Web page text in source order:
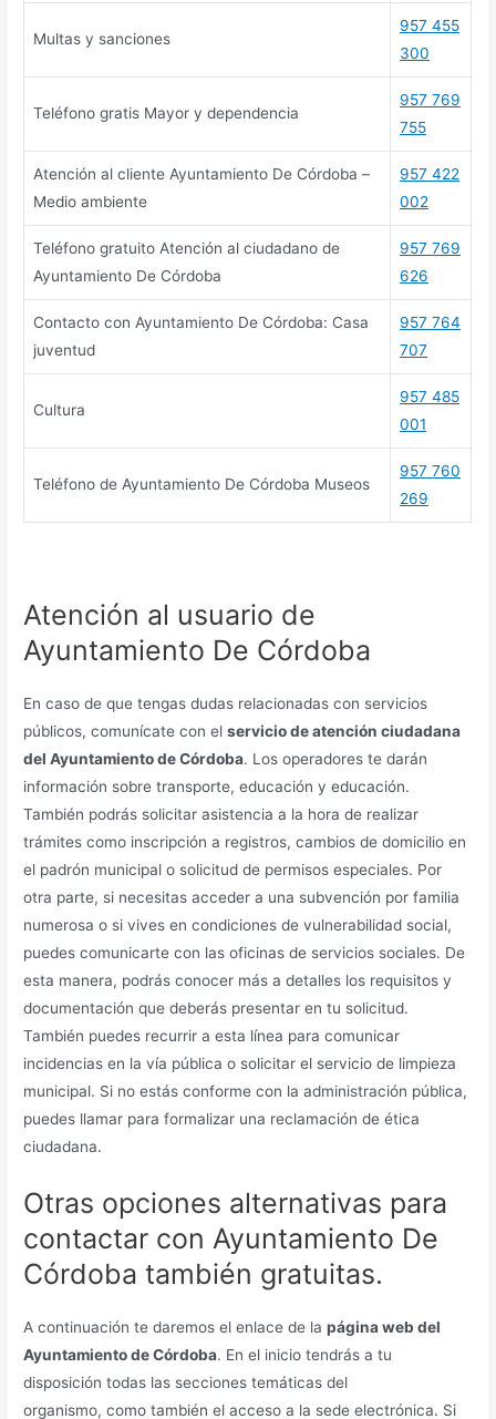
Multas y sanciones
957 455
300
Teléfono gratis Mayor y dependencia
957 769
755
Atención al cliente Ayuntamiento De Córdoba –
Medio ambiente
957 422
002
Teléfono gratuito Atención al ciudadano de
Ayuntamiento De Córdoba
957 769
626
Contacto con Ayuntamiento De Córdoba: Casa
juventud
957 764
707
Cultura
957 485
001
Teléfono de Ayuntamiento De Córdoba Museos
957 760
269
Atención al usuario de
Ayuntamiento De Córdoba
En caso de que tengas dudas relacionadas con servicios
públicos, comunícate con elservicio de atención ciudadana
del Ayuntamiento de Córdoba. Los operadores te darán
información sobre transporte, educación y educación.
También podrás solicitar asistencia a la hora de realizar
trámites como inscripción a registros, cambios de domicilio en
el padrón municipal o solicitud de permisos especiales. Por
otra parte, si necesitas acceder a una subvención por familia
numerosa o si vives en condiciones de vulnerabilidad social,
puedes comunicarte con las oficinas de servicios sociales. De
esta manera, podrás conocer más a detalles los requisitos y
documentación que deberás presentar en tu solicitud.
También puedes recurrir a esta línea para comunicar
incidencias en la vía pública o solicitar el servicio de limpieza
municipal. Si no estás conforme con la administración pública,
puedes llamar para formalizar una reclamación de ética
ciudadana.
Otras opciones alternativas para
contactar con Ayuntamiento De
Córdoba también gratuitas.
A continuación te daremos el enlace de lapágina web del
Ayuntamiento de Córdoba. En el inicio tendrás a tu
disposición todas las secciones temáticas del
organismo, como también el acceso a la sede electrónica. Si